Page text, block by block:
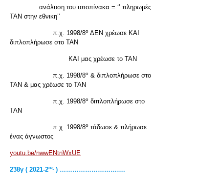
ανάλυση του υποπίνακα = ‘’ πληρωμές
ΤΑΝ στην εθνικη’’
π.χ. 1998/8ο ΔΕΝ χρέωσε ΚΑΙ
διπλοπλήρωσε στο ΤΑΝ
ΚΑΙ μας χρέωσε το ΤΑΝ
π.χ. 1998/8ο & διπλοπλήρωσε στο
ΤΑΝ & μας χρέωσε το ΤΑΝ
π.χ. 1998/8ο διπλοπλήρωσε στο
ΤΑΝ
π.χ. 1998/8ο τάδωσε & πλήρωσε
ένας άγνωστος
youtu.be/nwwENtnWxUE
238γ ( 2021-2ος ) ………………………….